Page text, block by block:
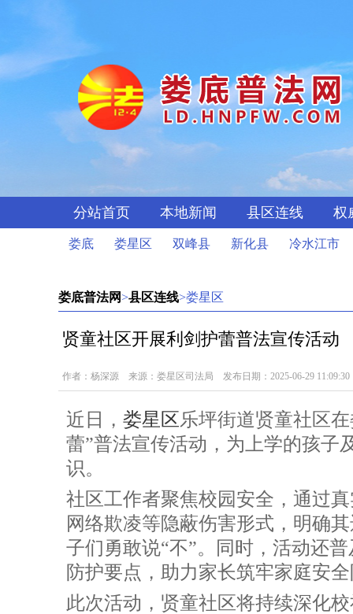
分站首页 本地新闻 县区连线 权
娄底 娄星区 双峰县 新化县 冷水江市
娄底普法网>县区连线>娄星区
贤童社区开展利剑护蕾普法宣传活动
作者：杨深源 来源：娄星区司法局 发布日期：2025-06-29 11:09:30
近日， 娄星区乐坪街道贤童社区
蕾”普法宣传活动，为上学的孩子
识。
社区工作者聚焦校园安全，通过
网络欺凌等隐蔽伤害形式，明确
子们勇敢说“不”。同时，活动还
防护要点，助力家长筑牢家庭安
此次活动，贤童社区将持续深化